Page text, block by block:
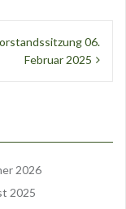
06.
Februar 2025
2026
2025